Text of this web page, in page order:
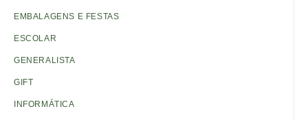
EMBALAGENS E FESTAS
ESCOLAR
GENERALISTA
GIFT
INFORMÁTICA